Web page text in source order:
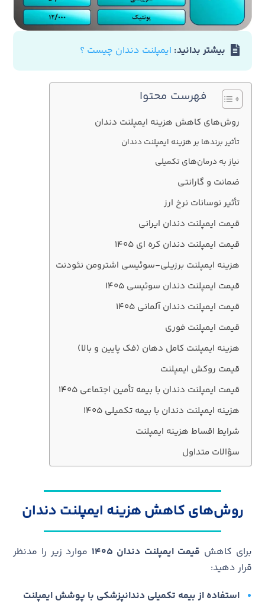
بیشتر بدانید: ایمپلنت دندان چیست ؟
فهرست محتوا
روش‌های کاهش هزینه ایمپلنت دندان
تأثیر برندها بر هزینه ایمپلنت دندان
نیاز به درمان‌های تکمیلی
ضمانت و گارانتی
تأثیر نوسانات نرخ ارز
قیمت ایمپلنت دندان ایرانی
قیمت ایمپلنت دندان کره ای ۱۴۰۵
هزینه ایمپلنت برزیلی-سوئیسی اشترومن نئودنت
قیمت ایمپلنت دندان سوئیسی ۱۴۰۵
قیمت ایمپلنت دندان آلمانی ۱۴۰۵
قیمت ایمپلنت فوری
هزینه ایمپلنت کامل دهان (فک پایین و بالا)
قیمت روکش ایمپلنت
قیمت ایمپلنت دندان با بیمه تأمین اجتماعی ۱۴۰۵
هزینه ایمپلنت دندان با بیمه تکمیلی 1405
شرایط اقساط هزینه ایمپلنت
سؤالات متداول
روش‌های کاهش هزینه ایمپلنت دندان
برای کاهش قیمت ایمپلنت دندان ۱۴۰۵
موارد زیر را مدنظر
قرار دهید:
استفاده از بیمه تکمیلی دندانپزشکی با پوشش ایمپلنت